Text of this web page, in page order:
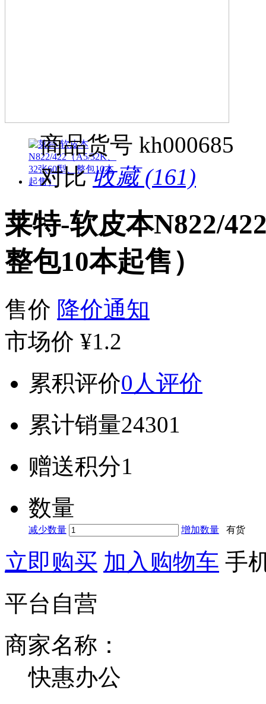
商品货号 kh000685
对比 收藏 (161)
莱特-软皮本N822/
整包10本起售）
售价 降价通知
市场价 ¥1.2
累积评价0人评价
累计销量24301
赠送积分1
数量
减少数量 增加数量 有货
立即购买 加入购物车 手
平台自营
商家名称：
快惠办公